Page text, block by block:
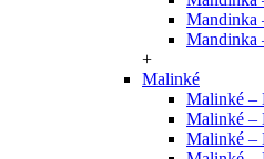
Mandinka
Mandinka
+
Malinké
Malinké –
Malinké –
Malinké –